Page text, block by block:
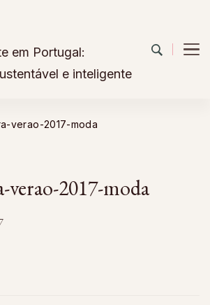
em Portugal:
e inteligente
verao-2017-moda
verao-2017-moda